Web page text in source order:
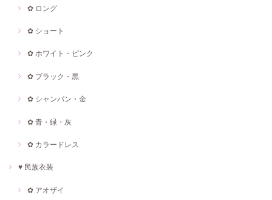
✿ ロング
✿ ショート
✿ ホワイト・ピンク
✿ ブラック・黒
✿ シャンパン・金
✿ 青・緑・灰
✿ カラードレス
♥ 民族衣装
✿ アオザイ